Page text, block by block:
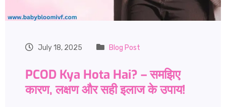
July 18, 2025 Blog Post
PCOD Kya Hota Hai? – समझिए
कारण, लक्षण और सही इलाज के उपाय!